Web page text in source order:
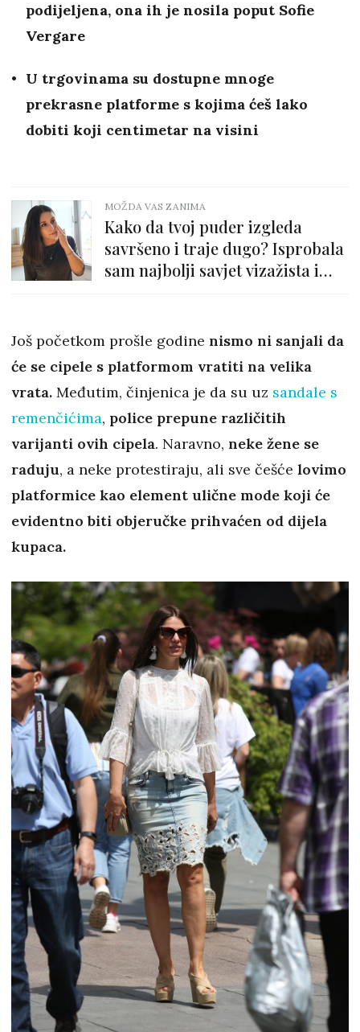
podijeljena, ona ih je nosila poput Sofie
Vergare
U trgovinama su dostupne mnoge
prekrasne platforme s kojima ćeš lako
dobiti koji centimetar na visini
MOŽDA VAS ZANIMA
Kako da tvoj puder izgleda
savršeno i traje dugo? Isprobala
sam najbolji savjet vizažista i
Još početkom prošle godine nismo ni sanjali da
će se cipele s platformom vratiti na velika
vrata. Međutim, činjenica je da su uz sandale s
remenčićima, police prepune različitih
varijanti ovih cipela. Naravno, neke žene se
raduju, a neke protestiraju, ali sve češće lovimo
platformice kao element ulične mode koji će
evidentno biti objeručke prihvaćen od dijela
kupaca.